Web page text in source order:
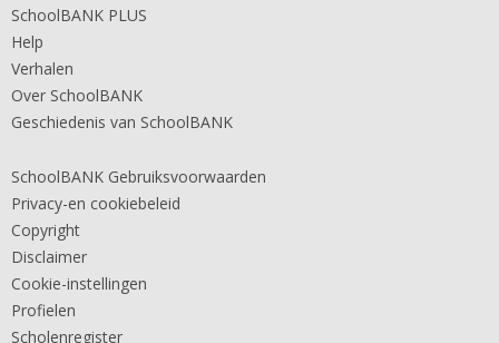
SchoolBANK PLUS
Help
Verhalen
Over SchoolBANK
Geschiedenis van SchoolBANK
SchoolBANK Gebruiksvoorwaarden
Privacy-en cookiebeleid
Copyright
Disclaimer
Cookie-instellingen
Profielen
Scholenregister